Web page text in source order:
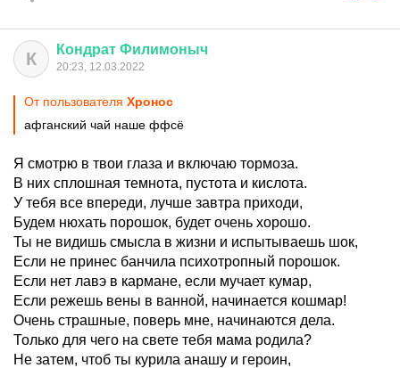
К Кондрат Филимоныч
20:23, 12.03.2022
От пользователя Хронос
афганский чай наше ффсё
Я смотрю в твои глаза и включаю тормоза.
В них сплошная темнота, пустота и кислота.
У тебя все впереди, лучше завтра приходи,
Будем нюхать порошок, будет очень хорошо.
Ты не видишь смысла в жизни и испытываешь шок,
Если не принес банчила психотропный порошок.
Если нет лавэ в кармане, если мучает кумар,
Если режешь вены в ванной, начинается кошмар!
Очень страшные, поверь мне, начинаются дела.
Только для чего на свете тебя мама родила?
Не затем, чтоб ты курила анашу и героин,